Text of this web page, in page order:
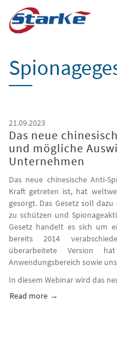
main
21.09.2023
Das neue
und mögliche
Unternehmen
Das neue chinesische Anti-
Kraft getreten ist, hat
gesorgt. Das Gesetz soll
zu schützen und
Gesetz handelt es sich um
bereits 2014
überarbeitete Version
Anwendungsbereich sowie
In diesem Webinar wird das
Read more about Das neue